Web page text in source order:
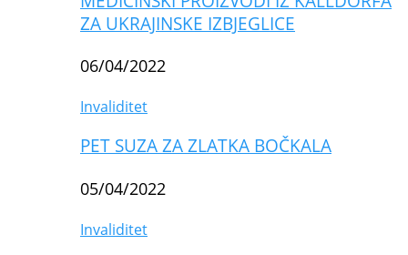
ZA UKRAJINSKE IZBJEGLICE
06/04/2022
Invaliditet
PET SUZA ZA ZLATKA BOČKALA
05/04/2022
Invaliditet